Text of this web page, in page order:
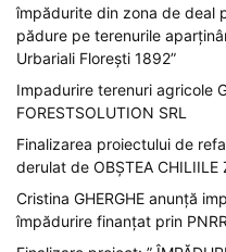
împădurite din zona de deal
pădure pe terenurile
Urbariali Florești 1892”
Impadurire terenuri agricole
FORESTSOLUTION SRL
Finalizarea proiectului de
derulat de OBȘTEA CHILIILE
Cristina GHERGHE anunță
împădurire finanțat prin